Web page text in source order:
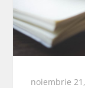
noiembrie